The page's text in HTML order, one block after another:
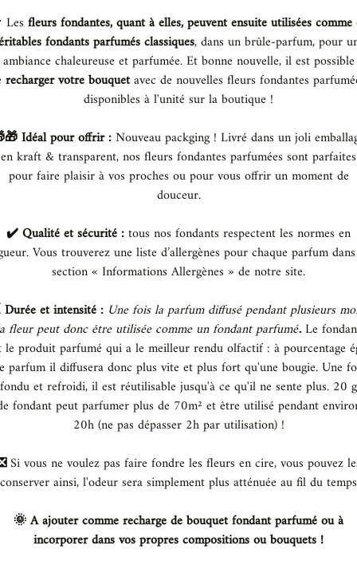
Lesfleurs fondantes, quant à elles, peuvent ensuite utilisées comme
fondants parfumés classiques, dans un brûle-parfum, pour
ambiance chaleureuse et parfumée. Et bonne nouvelle, il est possible
recharger votre bouquetavec de nouvelles fleurs fondantes
disponibles à l'unité sur la boutique !
Idéal pour offrir :Nouveau packging ! Livré dans un joli
en kraft & transparent, nos fleurs fondantes parfumées sont parfaites
pour faire plaisir à vos proches ou pour vous offrir un moment de
douceur.
✔️ Qualité et sécurité :tous nos fondants respectent les normes en
Vous trouverez une liste d’allergènes pour chaque parfum
section « Informations Allergènes » de notre site.
Durée et intensité : Une fois la parfum diffusé pendant plusieurs
fleur peut donc être utilisée comme un fondant parfumé.Le
le produit parfumé qui a le meilleur rendu olfactif : à pourcentage
parfum il diffusera donc plus vite et plus fort qu'une bougie. Une
fondu et refroidi, il est réutilisable jusqu'à ce qu'il ne sente plus. 20 g
fondant peut parfumer plus de 70m² et être utilisé pendant
20h (ne pas dépasser 2h par utilisation) !
Si vous ne voulez pas faire fondre les fleurs en cire, vous pouvez
conserver ainsi, l'odeur sera simplement plus atténuée au fil du temps
🌞 A ajouter comme recharge de bouquet fondant parfumé ou à
incorporer dans vos propres compositions ou bouquets !